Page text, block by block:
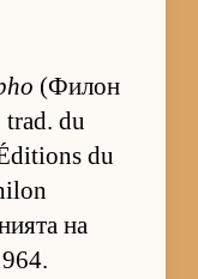
(Фи­лон
du
du
на